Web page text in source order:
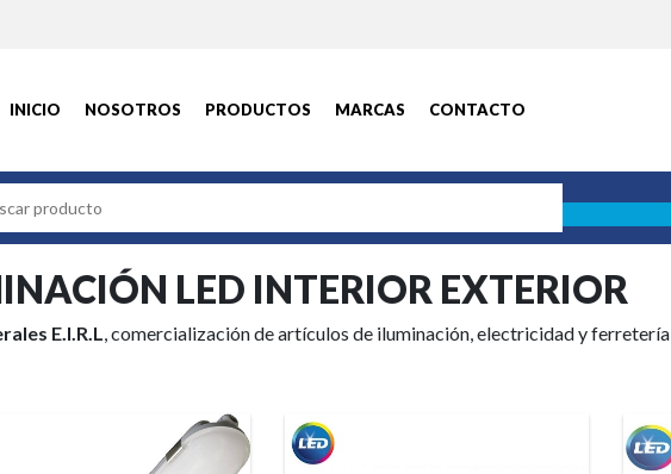
INICIO NOSOTROS PRODUCTOS MARCAS CONTACTO
LED INTERIOR EXTERIOR
E.I.R.L, comercialización de artículos de iluminación, electricidad y ferretería